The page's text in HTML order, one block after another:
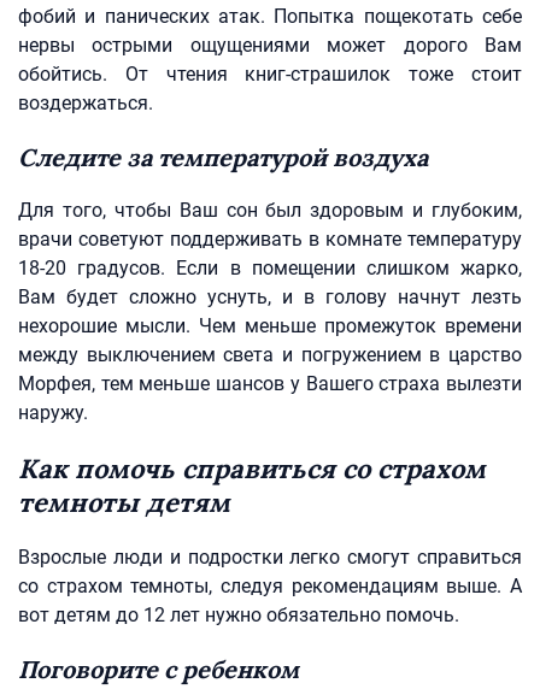
фобий и панических атак. Попытка пощекотать себе
нервы острыми ощущениями может дорого Вам
обойтись. От чтения книг-страшилок тоже стоит
воздержаться.
Следите за температурой воздуха
Для того, чтобы Ваш сон был здоровым и глубоким,
врачи советуют поддерживать в комнате температуру
18-20 градусов. Если в помещении слишком жарко,
Вам будет сложно уснуть, и в голову начнут лезть
нехорошие мысли. Чем меньше промежуток времени
между выключением света и погружением в царство
Морфея, тем меньше шансов у Вашего страха вылезти
наружу.
Как помочь справиться со страхом
темноты детям
Взрослые люди и подростки легко смогут справиться
со страхом темноты, следуя рекомендациям выше. А
вот детям до 12 лет нужно обязательно помочь.
Поговорите с ребенком